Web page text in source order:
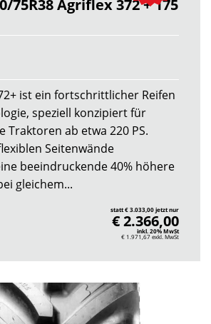
75R38 Agriflex 372 + 175
ist ein fortschrittlicher Reifen
speziell konzipiert für
Traktoren ab etwa 220 PS.
Seitenwände
beeindruckende 40% höhere
gleichem...
statt € 3.033,00 jetzt nur
€ 2.366,00
inkl. 20% MwSt
€ 1.971,67exkl. MwSt